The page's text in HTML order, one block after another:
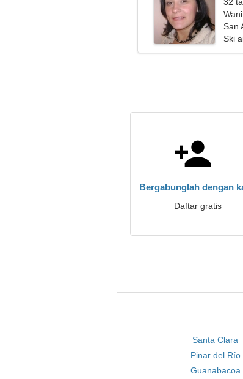
San
Ski
Bergabunglah dengan
Daftar gratis
Santa Clara
Pinar del Río
Guanabacoa